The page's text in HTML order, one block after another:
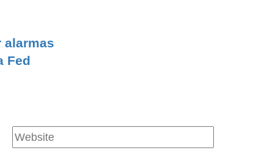
alarmas
Fed